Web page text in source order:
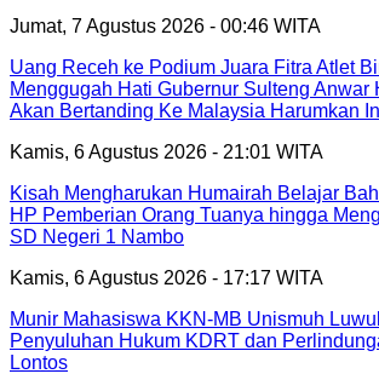
Jumat, 7 Agustus 2026 - 00:46 WITA
Uang Receh ke Podium Juara Fitra Atlet
Menggugah Hati Gubernur Sulteng Anwar
Akan Bertanding Ke Malaysia Harumkan
Kamis, 6 Agustus 2026 - 21:01 WITA
Kisah Mengharukan Humairah Belajar
HP Pemberian Orang Tuanya hingga
SD Negeri 1 Nambo
Kamis, 6 Agustus 2026 - 17:17 WITA
Munir Mahasiswa KKN-MB Unismuh
Penyuluhan Hukum KDRT dan
Lontos